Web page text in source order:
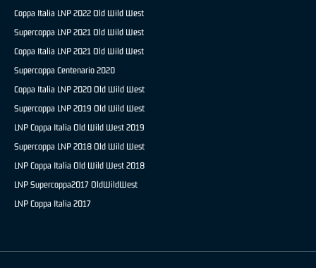
Coppa Italia LNP 2022 Old Wild West
Supercoppa LNP 2021 Old Wild West
Coppa Italia LNP 2021 Old Wild West
Supercoppa Centenario 2020
Coppa Italia LNP 2020 Old Wild West
Supercoppa LNP 2019 Old Wild West
LNP Coppa Italia Old Wild West 2019
Supercoppa LNP 2018 Old Wild West
LNP Coppa Italia Old Wild West 2018
LNP Supercoppa2017 OldWildWest
LNP Coppa Italia 2017